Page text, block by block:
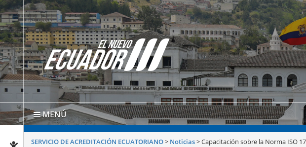
MENÚ
SERVICIO DE ACREDITACIÓN ECUATORIANO> Noticias>Capacitación sobre la Norma ISO